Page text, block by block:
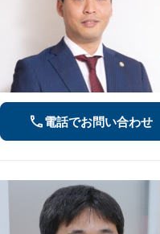
電話でお問い合わせ